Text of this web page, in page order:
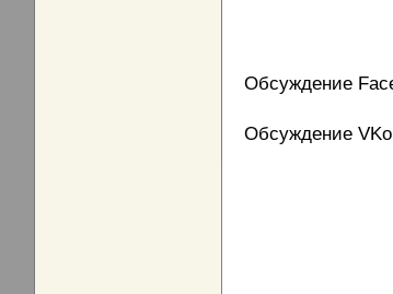
Обсуждение
Обсуждение